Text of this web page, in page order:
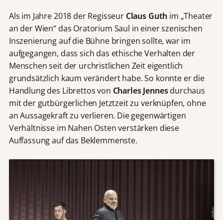
Als im Jahre 2018 der Regisseur Claus Guth im „Theater
an der Wien“ das Oratorium Saul in einer szenischen
Inszenierung auf die Bühne bringen sollte, war im
aufgegangen, dass sich das ethische Verhalten der
Menschen seit der urchristlichen Zeit eigentlich
grundsätzlich kaum verändert habe. So konnte er die
Handlung des Librettos von Charles Jennesdurchaus
mit der gutbürgerlichen Jetztzeit zu verknüpfen, ohne
an Aussagekraft zu verlieren. Die gegenwärtigen
Verhältnisse im Nahen Osten verstärken diese
Auffassung auf das Beklemmenste.